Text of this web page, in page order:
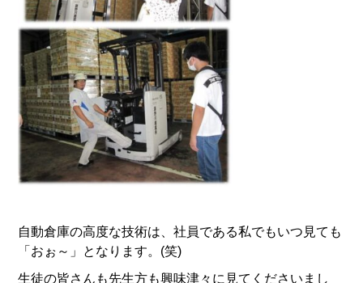
自動倉庫の高度な技術は、社員である私でもいつ見ても
「おぉ～」となります。(笑)
生徒の皆さんも先生方も興味津々に見てくださいまし